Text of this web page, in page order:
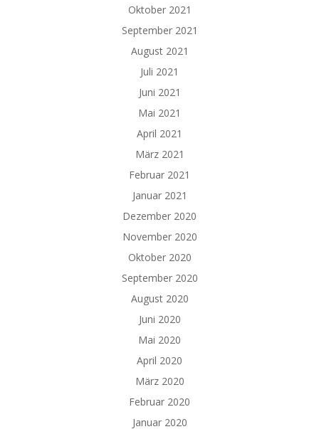
Oktober 2021
September 2021
August 2021
Juli 2021
Juni 2021
Mai 2021
April 2021
März 2021
Februar 2021
Januar 2021
Dezember 2020
November 2020
Oktober 2020
September 2020
August 2020
Juni 2020
Mai 2020
April 2020
März 2020
Februar 2020
Januar 2020